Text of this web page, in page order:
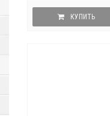
КУПИТЬ